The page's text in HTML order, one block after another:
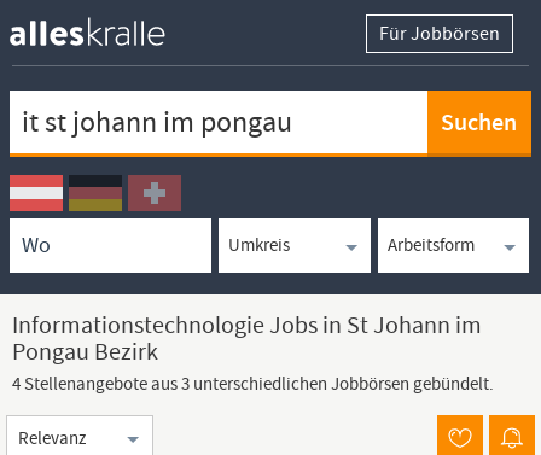
Für Jobbörsen
Ortssuche
Umkreissuche
Arbeitsform
Informationstechnologie Jobs in St Johann im
Pongau Bezirk
4 Stellenangebote aus 3 unterschiedlichen Jobbörsen gebündelt.
Sortierung